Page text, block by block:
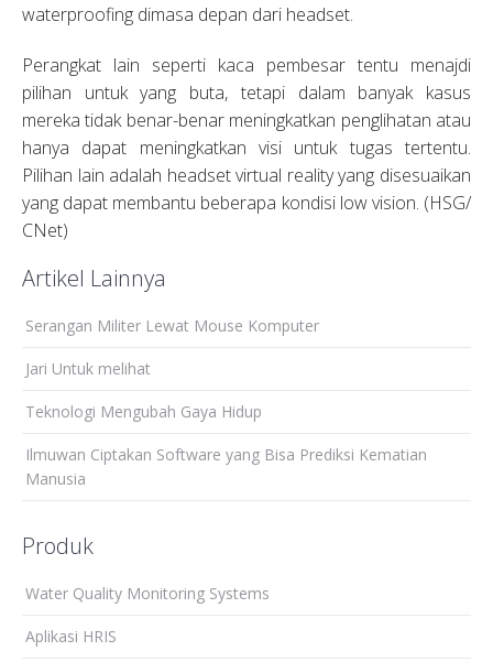
waterproofing dimasa depan dari headset.
Perangkat lain seperti kaca pembesar tentu menajdi
pilihan untuk yang buta, tetapi dalam banyak kasus
mereka tidak benar-benar meningkatkan penglihatan atau
hanya dapat meningkatkan visi untuk tugas tertentu.
Pilihan lain adalah headset virtual reality yang disesuaikan
yang dapat membantu beberapa kondisi low vision. (HSG/
CNet)
Artikel Lainnya
Serangan Militer Lewat Mouse Komputer
Jari Untuk melihat
Teknologi Mengubah Gaya Hidup
Ilmuwan Ciptakan Software yang Bisa Prediksi Kematian
Manusia
Produk
Water Quality Monitoring Systems
Aplikasi HRIS